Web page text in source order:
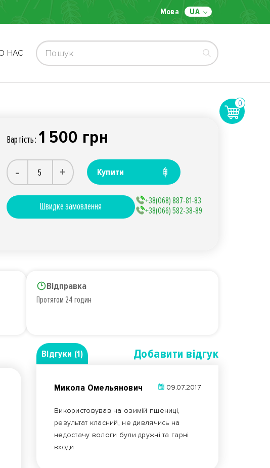
Мова UA
НАС
0
Вартiсть: 1 500 грн
- + Купити
Швидке замовлення
+38(068) 887-81-83
+38(066) 582-38-89
Відправка
Протягом 24 годин
Відгуки (1) Добавити вiдгук
Микола Омельянович 09.07.2017
Використовував на озимій пшениці,
результат класний, не дивлячись на
недостачу вологи були дружні та гарні
входи